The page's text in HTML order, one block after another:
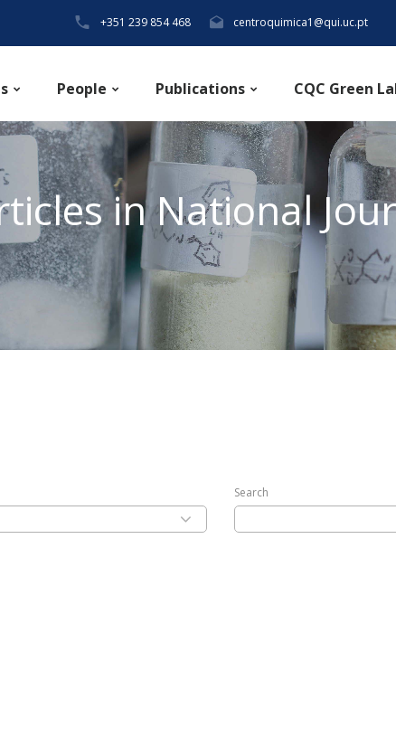
+351 239 854 468 centroquimica1@qui.uc.pt
People Publications CQC Green
in National
Search